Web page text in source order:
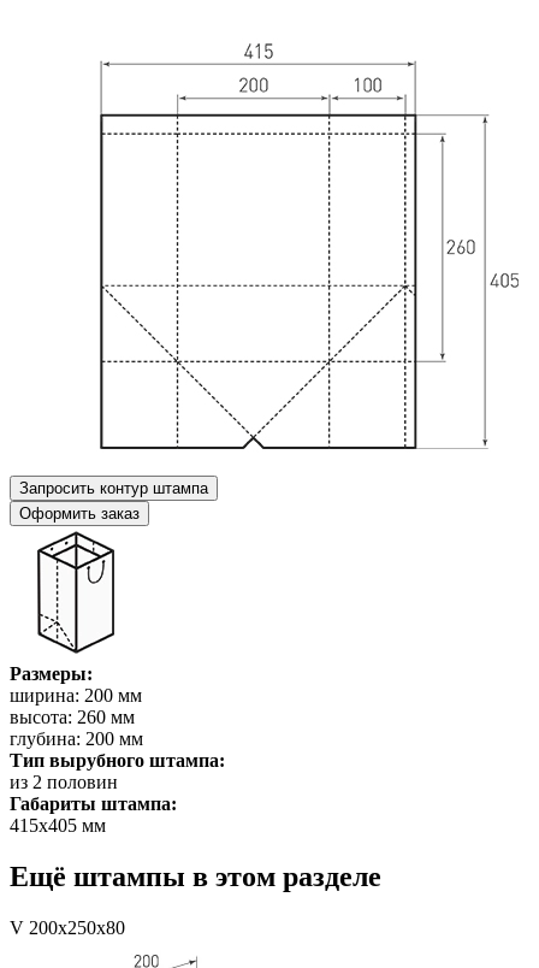
Запросить контур штампа
Оформить заказ
Размеры:
ширина: 200 мм
высота: 260 мм
глубина: 200 мм
Тип вырубного штампа:
из 2 половин
Габариты штампа:
415х405 мм
Ещё штампы в этом разделе
V 200x250x80